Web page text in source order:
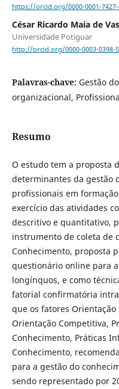
https://orcid.org/0000-0001-7427-
César Ricardo Maia de
Universidade Potiguar
http://orcid.org/0000-0003-0398-
Palavras-chave: Gestão
organizacional,
Resumo
O estudo tem a proposta
determinantes da gestão
profissionais em
exercício das atividades
descritivo e quantitativo,
instrumento de coleta de
Conhecimento, proposta
questionário online para
longínquos, e como
fatorial confirmatória
que os fatores
Orientação Competitiva,
Conhecimento, Práticas
Conhecimento,
para a gestão do
sendo representado por